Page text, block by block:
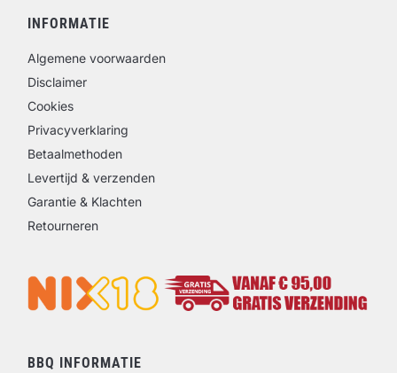
INFORMATIE
Algemene voorwaarden
Disclaimer
Cookies
Privacyverklaring
Betaalmethoden
Levertijd & verzenden
Garantie & Klachten
Retourneren
BBQ INFORMATIE